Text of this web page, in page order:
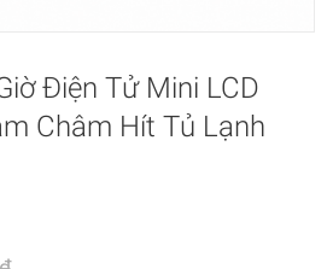
Điện Tử Mini LCD
Châm Hít Tủ Lạnh